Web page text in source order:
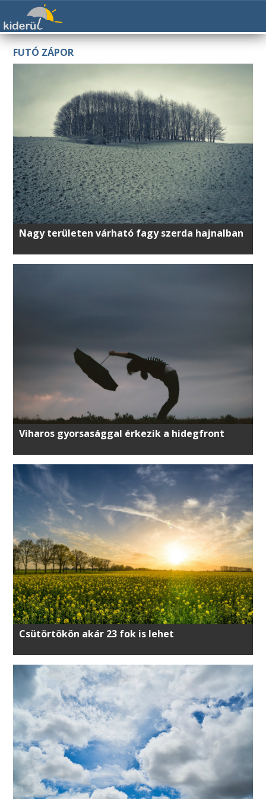
FUTÓ ZÁPOR
Nagy területen várható fagy szerda hajnalban
Viharos gyorsasággal érkezik a hidegfront
Csütörtökön akár 23 fok is lehet